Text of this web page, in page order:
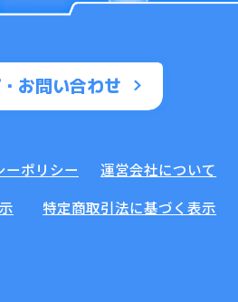
お問い合わせ
ーポリシー
運営会社について
特定商取引法に基づく表示